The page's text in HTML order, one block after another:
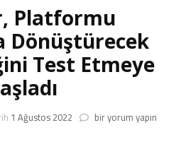
Platformu
Dönüştürecek
Test Etmeye
1 Ağustos 2022 Twitter,
bir yorum yapın